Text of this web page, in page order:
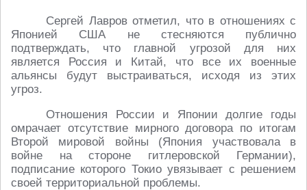
Сергей Лавров отметил, что в отношениях с
Японией США не стесняются публично
подтверждать, что главной угрозой для них
является Россия и Китай, что все их военные
альянсы будут выстраиваться, исходя из этих
угроз.
Отношения России и Японии долгие годы
омрачает отсутствие мирного договора по итогам
Второй мировой войны (Япония участвовала в
войне на стороне гитлеровской Германии),
подписание которого Токио увязывает с решением
своей территориальной проблемы.